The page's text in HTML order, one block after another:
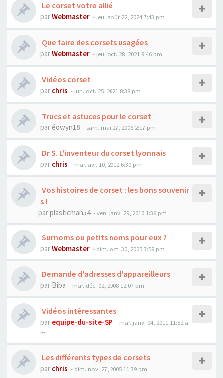
Le corset votre allié
parWebmaster - jeu. août 22, 2024 7:43 pm
Que faire des corsets usagées
parWebmaster - jeu. oct. 28, 2021 9:46 pm
Vidéos corset
par chris - lun. oct. 25, 2021 8:38 pm
Trucs et astuces pour le corset
par éowyn18 - sam. mai 27, 2006 2:17 pm
Dr S. L'inventeur du corset lyonnais
par chris - mar. avr. 10, 2012 6:30 pm
Vos histoires de corset : les bons souvenir
s !
parplasticman54 - ven. janv. 29, 2010 1:36 pm
Surnoms ou petits noms pour eux ?
parWebmaster - dim. oct. 30, 2005 3:59 pm
Demande d'adresses d'appareilleurs
par Biba - mar. déc. 02, 2008 12:07 pm
Vidéos intéressantes
par equipe-du-site-SP - mar. janv. 04, 2011 11:52 a
m
Les différents types de corsets
par chris - dim. nov. 27, 2005 11:39 pm